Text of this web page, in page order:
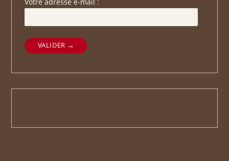
VALIDER →